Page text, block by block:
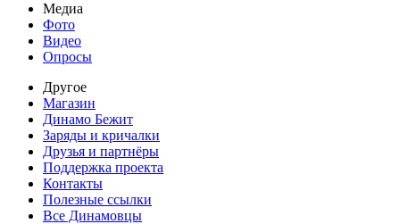
Медиа
Фото
Видео
Опросы
Другое
Магазин
Динамо Бежит
Заряды и кричалки
Друзья и партнёры
Поддержка проекта
Контакты
Полезные ссылки
Все Динамовцы